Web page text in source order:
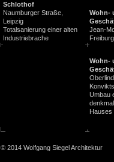
Schlothof
Naumburger Straße,
Leipzig
Totalsanierung einer alten
Industriebrache
Wohn-
Jean-
Freiburg
Wohn-
Umbau
Hauses
© 2014 Wolfgang Siegel Architektur